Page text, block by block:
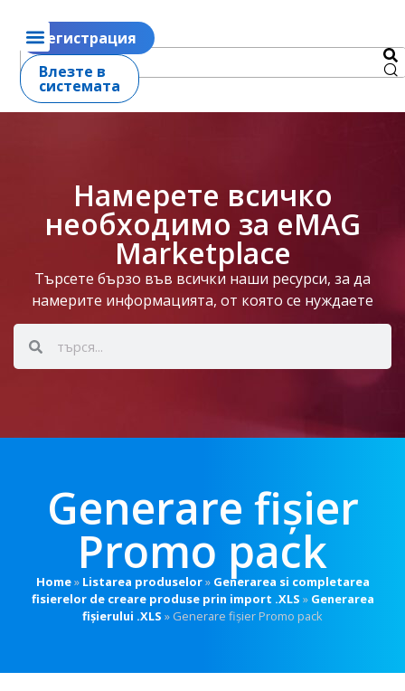
Регистрация
Влезте в
системата
Намерете всичко
необходимо за eMAG
Marketplace
Търсете бързо във всички наши ресурси, за да
намерите информацията, от която се нуждаете
Generare fișier
Promo pack
Home» Listarea produselor» Generarea si completarea
fisierelor de creare produse prin import .XLS » Generarea
fișierului .XLS » Generare fișier Promo pack